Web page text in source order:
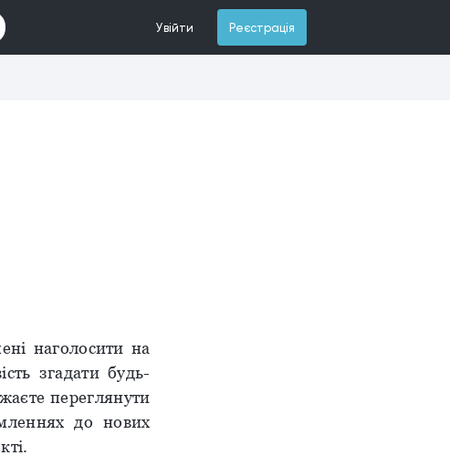
Увійти Реєстрація
наголосити на
згадати будь-
переглянути
до нових